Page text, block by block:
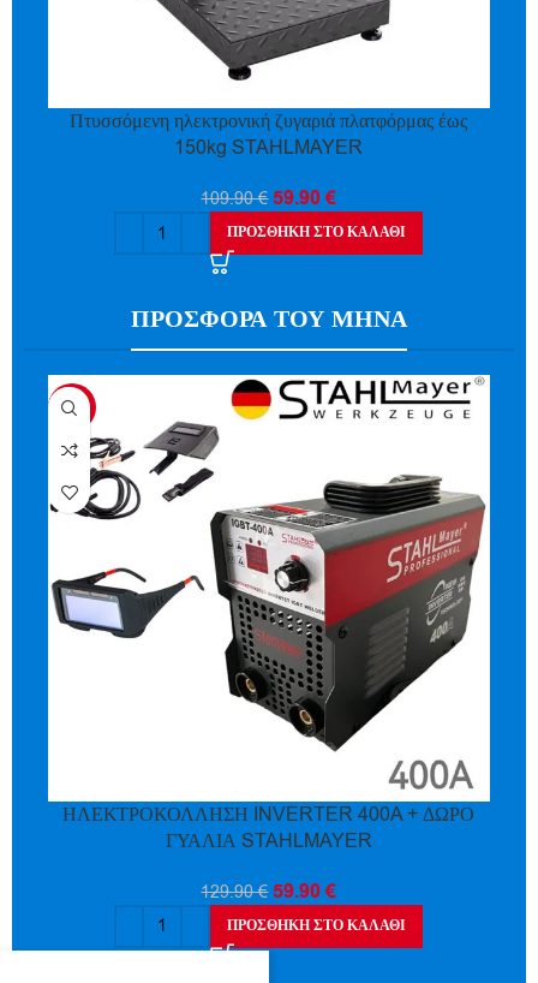
Πτυσσόμενη ηλεκτρονική ζυγαριά πλατφόρμας έως
150kg STAHLMAYER
109.90€ 59.90€
ΠΡΟΣΘΉΚΗ ΣΤΟ ΚΑΛΆΘΙ
ΠΡΟΣΦΟΡΑ ΤΟΥ ΜΗΝΑ
-54%
ΗΛΕΚΤΡΟΚΟΛΛΗΣΗ INVERTER 400A + ΔΩΡΟ
ΓΥΑΛΙΑ STAHLMAYER
129.90€ 59.90€
ΠΡΟΣΘΉΚΗ ΣΤΟ ΚΑΛΆΘΙ